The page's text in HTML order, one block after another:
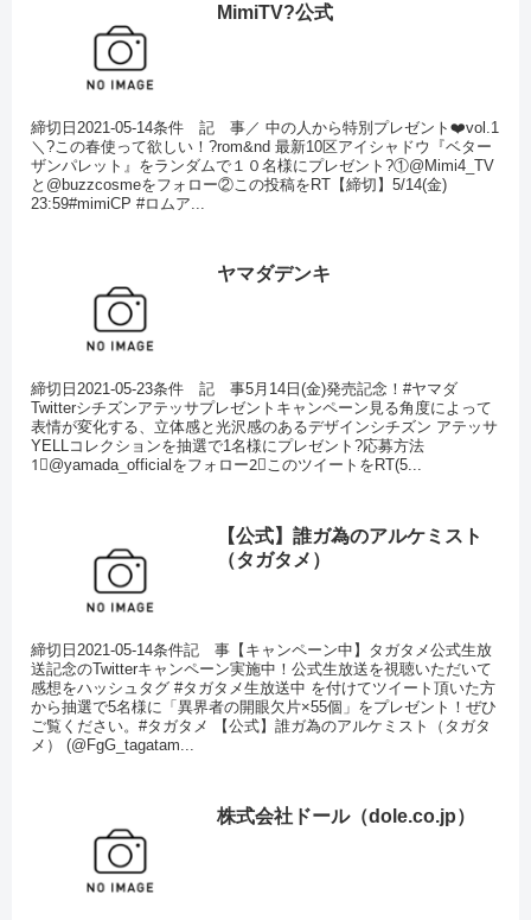
MimiTV?公式
締切日2021-05-14条件 記 事／ 中の人から特別プレゼント❤️vol.1
＼?この春使って欲しい！?rom&nd 最新10区アイシャドウ『ベター
ザンパレット』をランダムで１０名様にプレゼント?①@Mimi4_TV
と@buzzcosmeをフォロー②この投稿をRT【締切】5/14(金)
23:59#mimiCP #ロムア...
ヤマダデンキ
締切日2021-05-23条件 記 事5月14日(金)発売記念！#ヤマダ
Twitterシチズンアテッサプレゼントキャンペーン見る角度によって
表情が変化する、立体感と光沢感のあるデザインシチズン アテッサ
YELLコレクションを抽選で1名様にプレゼント?応募方法
1⃣@yamada_officialをフォロー2⃣このツイートをRT(5...
【公式】誰ガ為のアルケミスト
（タガタメ）
締切日2021-05-14条件記 事【キャンペーン中】タガタメ公式生放
送記念のTwitterキャンペーン実施中！公式生放送を視聴いただいて
感想をハッシュタグ #タガタメ生放送中 を付けてツイート頂いた方
から抽選で5名様に「異界者の開眼欠片×55個」をプレゼント！ぜひ
ご覧ください。#タガタメ 【公式】誰ガ為のアルケミスト（タガタ
メ） (@FgG_tagatam...
株式会社ドール（dole.co.jp）